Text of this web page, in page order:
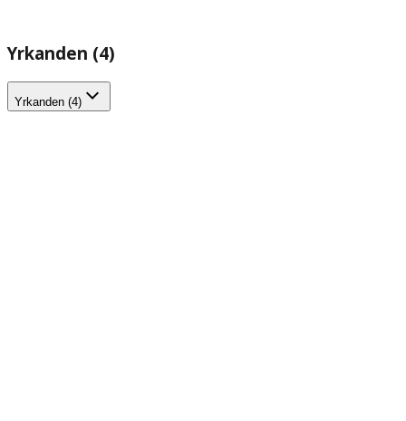
Yrkanden (4)
Yrkanden (4)